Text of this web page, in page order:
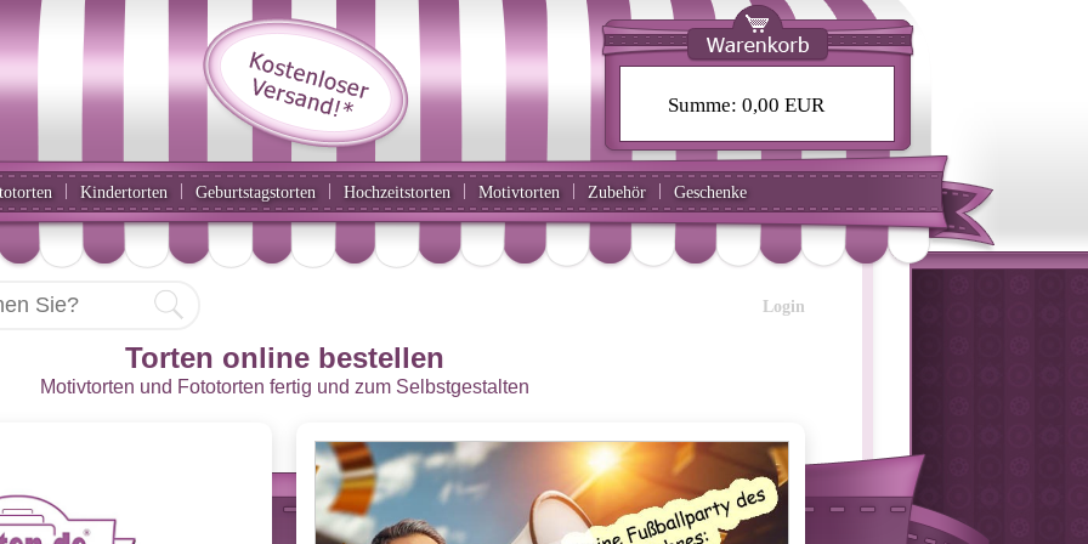
| Kindertorten | Geburtstagstorten | Hochzeitstorten | Motivtorten | Zubehör | Geschenke
Summe: 0,00 EUR
Login
Torten online bestellen
Motivtorten und Fototorten fertig und zum Selbstgestalten